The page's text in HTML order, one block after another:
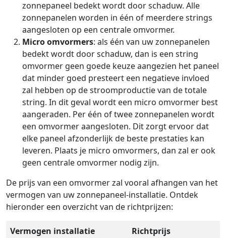
zonnepaneel bedekt wordt door schaduw. Alle
zonnepanelen worden in één of meerdere strings
aangesloten op een centrale omvormer.
Micro omvormers: als één van uw zonnepanelen
bedekt wordt door schaduw, dan is een string
omvormer geen goede keuze aangezien het paneel
dat minder goed presteert een negatieve invloed
zal hebben op de stroomproductie van de totale
string. In dit geval wordt een micro omvormer best
aangeraden. Per één of twee zonnepanelen wordt
een omvormer aangesloten. Dit zorgt ervoor dat
elke paneel afzonderlijk de beste prestaties kan
leveren. Plaats je micro omvormers, dan zal er ook
geen centrale omvormer nodig zijn.
De prijs van een omvormer zal vooral afhangen van het
vermogen van uw zonnepaneel-installatie. Ontdek
hieronder een overzicht van de richtprijzen:
Vermogen installatie
Richtprijs